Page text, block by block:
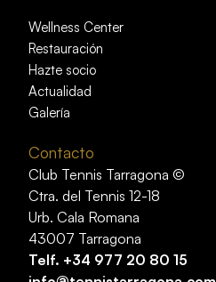
Wellness Center
Restauración
Hazte socio
Actualidad
Galería
Contacto
Club Tennis Tarragona ©
Ctra. del Tennis 12-18
Urb. Cala Romana
43007 Tarragona
Telf. +34 977 20 80 15